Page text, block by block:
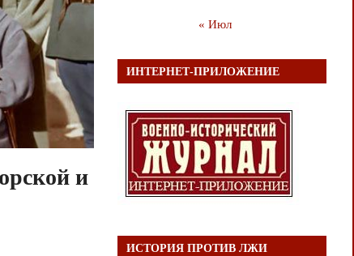
и
« Июл
ИНТЕРНЕТ-ПРИЛОЖЕНИЕ
ИСТОРИЯ ПРОТИВ ЛЖИ